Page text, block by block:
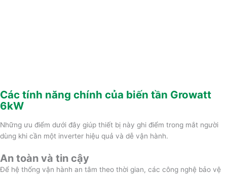
Các tính năng chính của biến tần Growatt
6kW
Những ưu điểm dưới đây giúp thiết bị này ghi điểm trong mắt người
dùng khi cần một inverter hiệu quả và dễ vận hành.
An toàn và tin cậy
Để hệ thống vận hành an tâm theo thời gian, các công nghệ bảo vệ